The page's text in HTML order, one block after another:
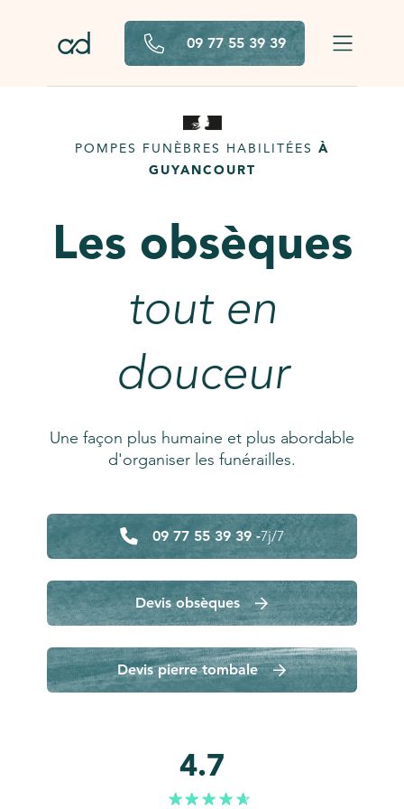
09 77 55 39 39
POMPES FUNÈBRES HABILITÉES À
GUYANCOURT
Les obsèques
tout en
douceur
Une façon plus humaine et plus abordable
d'organiser les funérailles.
09 77 55 39 39 -7j/7
Devis obsèques
Devis pierre tombale
4.7